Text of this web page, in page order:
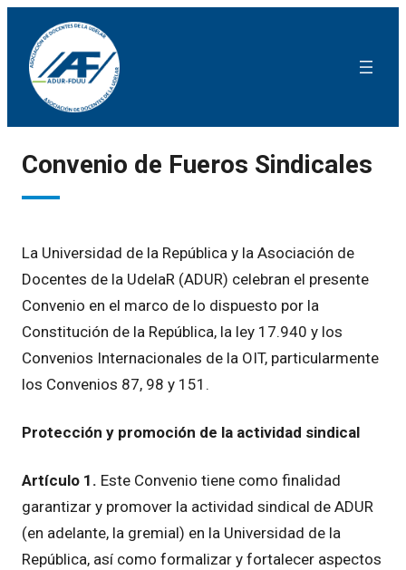
Convenio de Fueros Sindicales
La Universidad de la República y la Asociación de
Docentes de la UdelaR (ADUR) celebran el presente
Convenio en el marco de lo dispuesto por la
Constitución de la República, la ley 17.940 y los
Convenios Internacionales de la OIT, particularmente
los Convenios 87, 98 y 151.
Protección y promoción de la actividad sindical
Artículo 1. Este Convenio tiene como finalidad
garantizar y promover la actividad sindical de ADUR
(en adelante, la gremial) en la Universidad de la
República, así como formalizar y fortalecer aspectos